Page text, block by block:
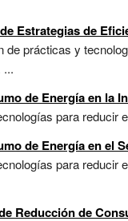
Estrategias de
de prácticas y
...
de Energía en la
para reducir
de Energía en el
para reducir
Reducción de